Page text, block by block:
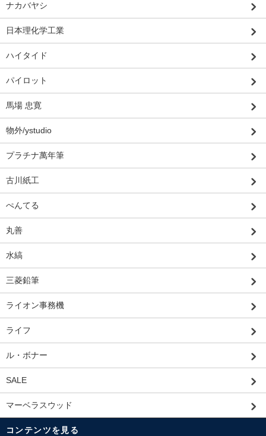
ナカバヤシ
日本理化学工業
ハイタイド
パイロット
馬場 忠寛
物外/ystudio
プラチナ萬年筆
古川紙工
ぺんてる
丸善
水縞
三菱鉛筆
ライオン事務機
ライフ
ル・ボナー
SALE
マーベラスウッド
コンテンツを見る